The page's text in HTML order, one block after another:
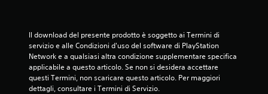
Il download del presente prodotto è soggetto ai Termini di
servizio e alle Condizioni d'uso del software di PlayStation
Network e a qualsiasi altra condizione supplementare specifica
applicabile a questo articolo. Se non si desidera accettare
questi Termini, non scaricare questo articolo. Per maggiori
dettagli, consultare i Termini di Servizio.